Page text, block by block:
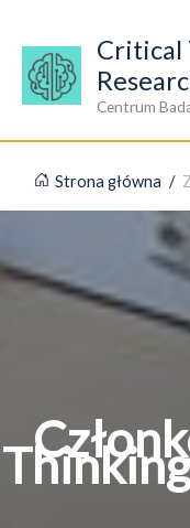
treści
Critical
Centrum
Strona główna /